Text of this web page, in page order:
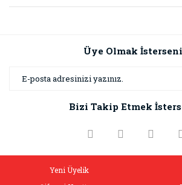
Görüş ve önerileriniz için teşekkür ederiz.
Ürün resmi kalitesiz, bozuk veya
Ürün bilgilerinde hatalar bulunuyor.
Üye Olmak
Bizi Takip Etmek
Yeni Üyelik